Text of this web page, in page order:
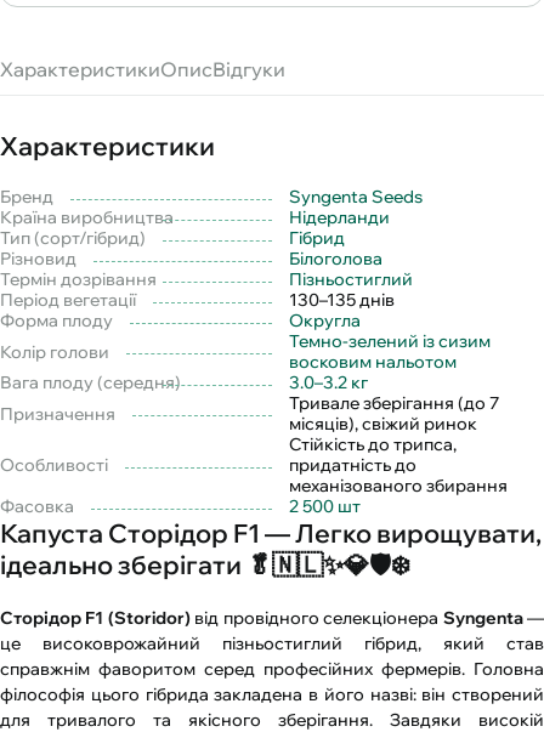
ХарактеристикиОписВідгуки
Характеристики
Бренд
Syngenta Seeds
Країна виробництва
Нідерланди
Тип (сорт/гібрид)
Гібрид
Різновид
Білоголова
Термін дозрівання
Пізньостиглий
Період вегетації
130–135 днів
Форма плоду
Округла
Колір голови
Темно-зелений із сизим
восковим нальотом
Вага плоду (середня)
3.0–3.2 кг
Призначення
Тривале зберігання (до 7
місяців), свіжий ринок
Особливості
Стійкість до трипса,
придатність до
механізованого збирання
Фасовка
2 500 шт
Капуста Сторідор F1 — Легко вирощувати,
ідеально зберігати 🥬🇳🇱✨💎🛡️❄️
Сторідор F1 (Storidor)від провідного селекціонера Syngenta—
це високоврожайний пізньостиглий гібрид, який став
справжнім фаворитом серед професійних фермерів. Головна
філософія цього гібрида закладена в його назві: він створений
для тривалого та якісного зберігання. Завдяки високій